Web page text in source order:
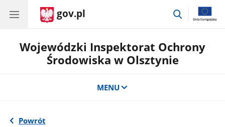
gov.pl
przejdź
Wojewódzki Inspektorat Ochrony
Środowiska w Olsztynie
MENU
Powrót